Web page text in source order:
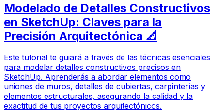
Modelado de Detalles Constructivos
en SketchUp: Claves para la
Precisión Arquitectónica 📐
Este tutorial te guiará a través de las técnicas esenciales
para modelar detalles constructivos precisos en
SketchUp. Aprenderás a abordar elementos como
uniones de muros, detalles de cubiertas, carpinterías y
elementos estructurales, asegurando la calidad y la
exactitud de tus proyectos arquitectónicos.